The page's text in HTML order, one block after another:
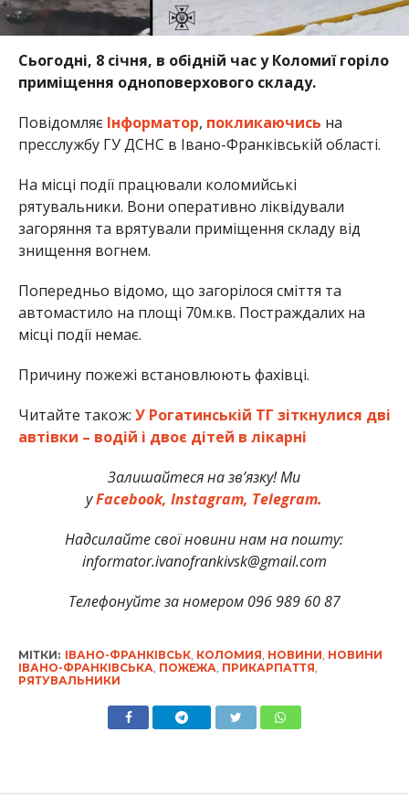
Сьогодні, 8 січня, в обідній час у Коломиї горіло
приміщення одноповерхового складу.
Повідомляє Інформатор, покликаючись на
пресслужбу ГУ ДСНС в Івано-Франківській області.
На місці події працювали коломийські
рятувальники. Вони оперативно ліквідували
загоряння та врятували приміщення складу від
знищення вогнем.
Попередньо відомо, що загорілося сміття та
автомастило на площі 70м.кв. Постраждалих на
місці події немає.
Причину пожежі встановлюють фахівці.
Читайте також: У Рогатинській ТГ зіткнулися дві
автівки – водій і двоє дітей в лікарні
Залишайтеся на зв’язку! Ми
уFacebook, Instagram, Telegram.
Надсилайте свої новини нам на пошту:
informator.ivanofrankivsk@gmail.com
Телефонуйте за номером 096 989 60 87
МІТКИ: ІВАНО-ФРАНКІВСЬК, КОЛОМИЯ НОВИНИ НОВИНИ
ІВАНО-ФРАНКІВСЬКА ПОЖЕЖА ПРИКАРПАТТЯ
РЯТУВАЛЬНИКИ